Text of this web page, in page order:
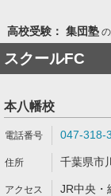
高校受験： 集団塾の
スクールFC
本八幡校
047-318-
千葉県市
JR中央・